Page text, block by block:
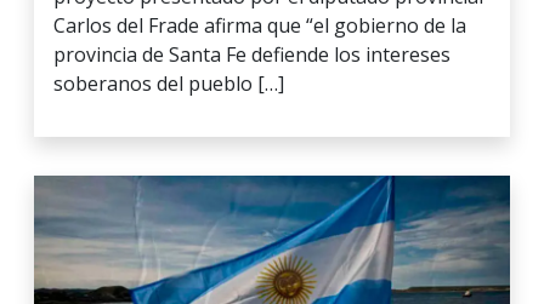
Carlos del Frade afirma que “el gobierno de la
provincia de Santa Fe defiende los intereses
soberanos del pueblo […]